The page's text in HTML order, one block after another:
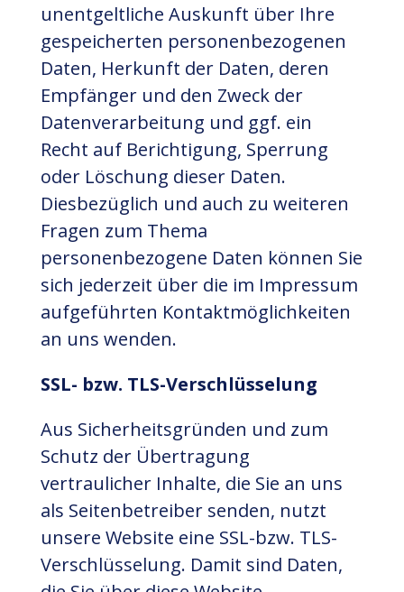
unentgeltliche Auskunft über Ihre
gespeicherten personenbezogenen
Daten, Herkunft der Daten, deren
Empfänger und den Zweck der
Datenverarbeitung und ggf. ein
Recht auf Berichtigung, Sperrung
oder Löschung dieser Daten.
Diesbezüglich und auch zu weiteren
Fragen zum Thema
personenbezogene Daten können Sie
sich jederzeit über die im Impressum
aufgeführten Kontaktmöglichkeiten
an uns wenden.
SSL- bzw. TLS-Verschlüsselung
Aus Sicherheitsgründen und zum
Schutz der Übertragung
vertraulicher Inhalte, die Sie an uns
als Seitenbetreiber senden, nutzt
unsere Website eine SSL-bzw. TLS-
Verschlüsselung. Damit sind Daten,